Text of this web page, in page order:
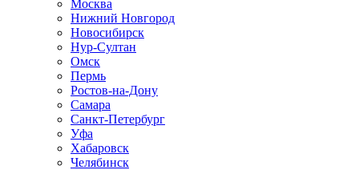
Москва
Нижний Новгород
Новосибирск
Нур-Султан
Омск
Пермь
Ростов-на-Дону
Самара
Санкт-Петербург
Уфа
Хабаровск
Челябинск